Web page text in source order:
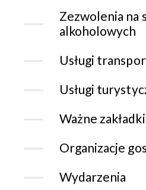
Zezwolenia na
alkoholowych
Usługi
Usługi
Ważne zakładki
Organizacje
Wydarzenia